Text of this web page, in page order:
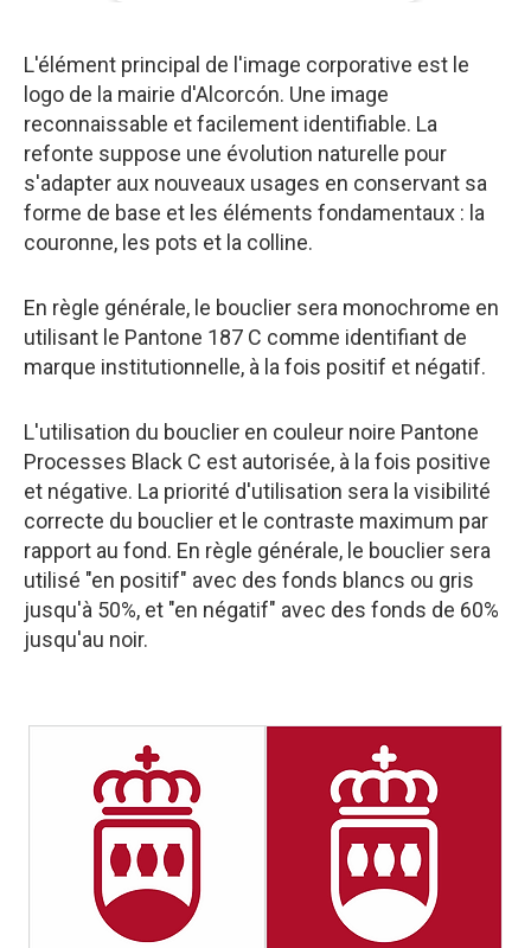
L'élément principal de l'image corporative est le
logo de la mairie d'Alcorcón. Une image
reconnaissable et facilement identifiable. La
refonte suppose une évolution naturelle pour
s'adapter aux nouveaux usages en conservant sa
forme de base et les éléments fondamentaux : la
couronne, les pots et la colline.
En règle générale, le bouclier sera monochrome en
utilisant le Pantone 187 C comme identifiant de
marque institutionnelle, à la fois positif et négatif.
L'utilisation du bouclier en couleur noire Pantone
Processes Black C est autorisée, à la fois positive
et négative. La priorité d'utilisation sera la visibilité
correcte du bouclier et le contraste maximum par
rapport au fond. En règle générale, le bouclier sera
utilisé "en positif" avec des fonds blancs ou gris
jusqu'à 50%, et "en négatif" avec des fonds de 60%
jusqu'au noir.